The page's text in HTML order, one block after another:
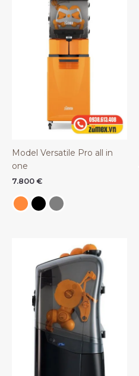
Model Versatile Pro all in
one
7.800 €